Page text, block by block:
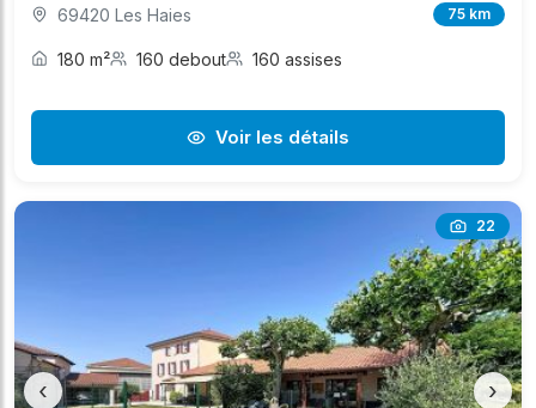
69420 Les Haies 75 km
180 m² 160 debout 160 assises
Voir les détails
22
‹ ›